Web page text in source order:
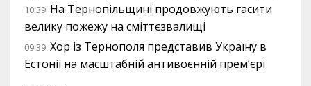
10:39 На Тернопільщині продовжують гасити
велику пожежу на сміттєзвалищі
09:39 Хор із Тернополя представив Україну в
Естонії на масштабній антивоєнній прем’єрі